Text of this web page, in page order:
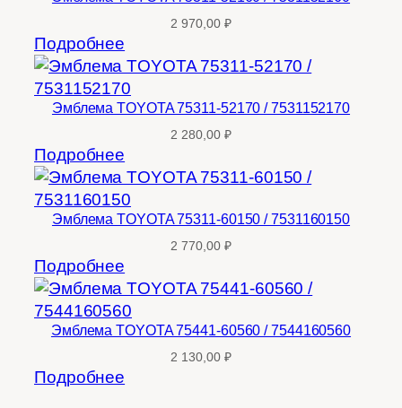
2 970,00 ₽
Подробнее
Эмблема TOYOTA 75311-52170 / 7531152170
2 280,00 ₽
Подробнее
Эмблема TOYOTA 75311-60150 / 7531160150
2 770,00 ₽
Подробнее
Эмблема TOYOTA 75441-60560 / 7544160560
2 130,00 ₽
Подробнее